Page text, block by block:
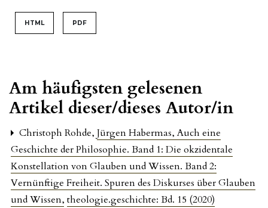
HTML PDF
Am häufigsten gelesenen
Artikel dieser/dieses Autor/in
Christoph Rohde, Jürgen Habermas, Auch eine
Geschichte der Philosophie. Band 1: Die okzidentale
Konstellation von Glauben und Wissen. Band 2:
Vernünftige Freiheit. Spuren des Diskurses über Glauben
und Wissen, theologie.geschichte: Bd. 15 (2020)